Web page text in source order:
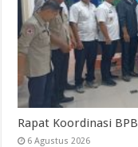
Rapat Koordinasi
6 Agustus 2026